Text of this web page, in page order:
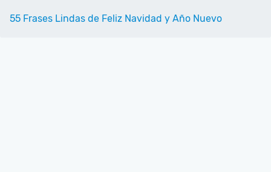
55 Frases Lindas de Feliz Navidad y Año Nuevo